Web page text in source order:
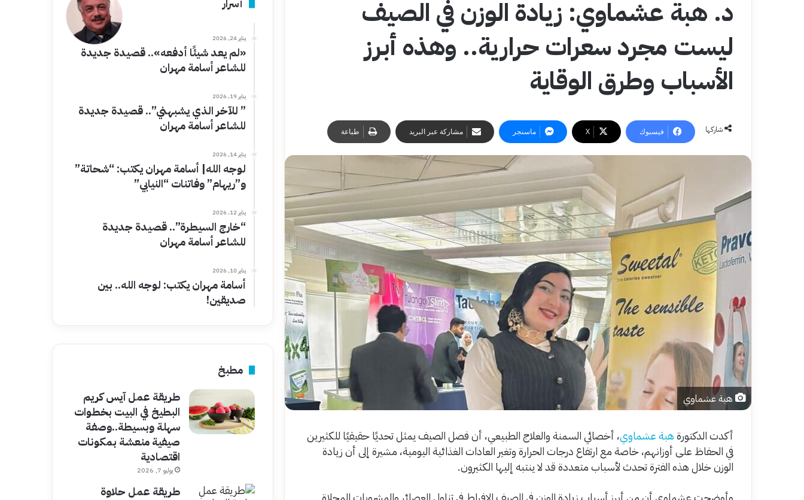
د. هبة عشماوي: زيادة الوزن في الصيف
ليست مجرد سعرات حرارية.. وهذه أبرز
الأسباب وطرق الوقاية
شاركها فيسبوك ‫X ماسنجر مشاركة عبر البريد طباعة
هبة عشماوي
أكدت الدكتورةهبة عشماوي، أخصائي السمنة والعلاج الطبيعي، أن فصل الصيف يمثل تحديًا حقيقيًا للكثيرين
في الحفاظ على أوزانهم، خاصة مع ارتفاع درجات الحرارة وتغير العادات الغذائية اليومية، مشيرة إلى أن زيادة
الوزن خلال هذه الفترة تحدث لأسباب متعددة قد لا ينتبه إليها الكثيرون.
أسرار
يناير 24, 2026
«لم يعد شيئًا أدفعه».. قصيدة جديدة
للشاعر أسامة مهران
يناير 19, 2026
” للآخر الذي يشبهني”.. قصيدة جديدة
للشاعر أسامة مهران
يناير 14, 2026
لوجه الله| أسامة مهران يكتب: “شحاتة”
و”ريهام” وفاتنات “النيابي”
يناير 12, 2026
“خارج السيطرة”.. قصيدة جديدة
للشاعر أسامة مهران
يناير 10, 2026
أسامة مهران يكتب: لوجه الله.. بين
صديقين!
مطبخ
طريقة عمل آيس كريم
البطيخ في البيت بخطوات
سهلة وبسيطة..وصفة
صيفية منعشة بمكونات
اقتصادية
يوليو 7, 2026
طريقة عمل حلاوة